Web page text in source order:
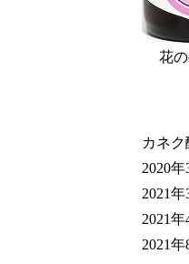
花
カネ
2020
2021
2021
2021